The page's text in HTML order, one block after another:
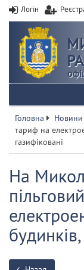
Логін
Головна Новини
тариф на
газифіковані
На